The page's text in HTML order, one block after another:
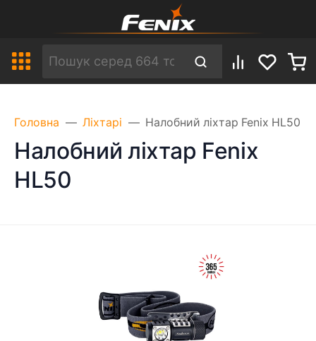
Головна Ліхтарі Налобний ліхтар Fenix HL50
Налобний ліхтар Fenix
HL50